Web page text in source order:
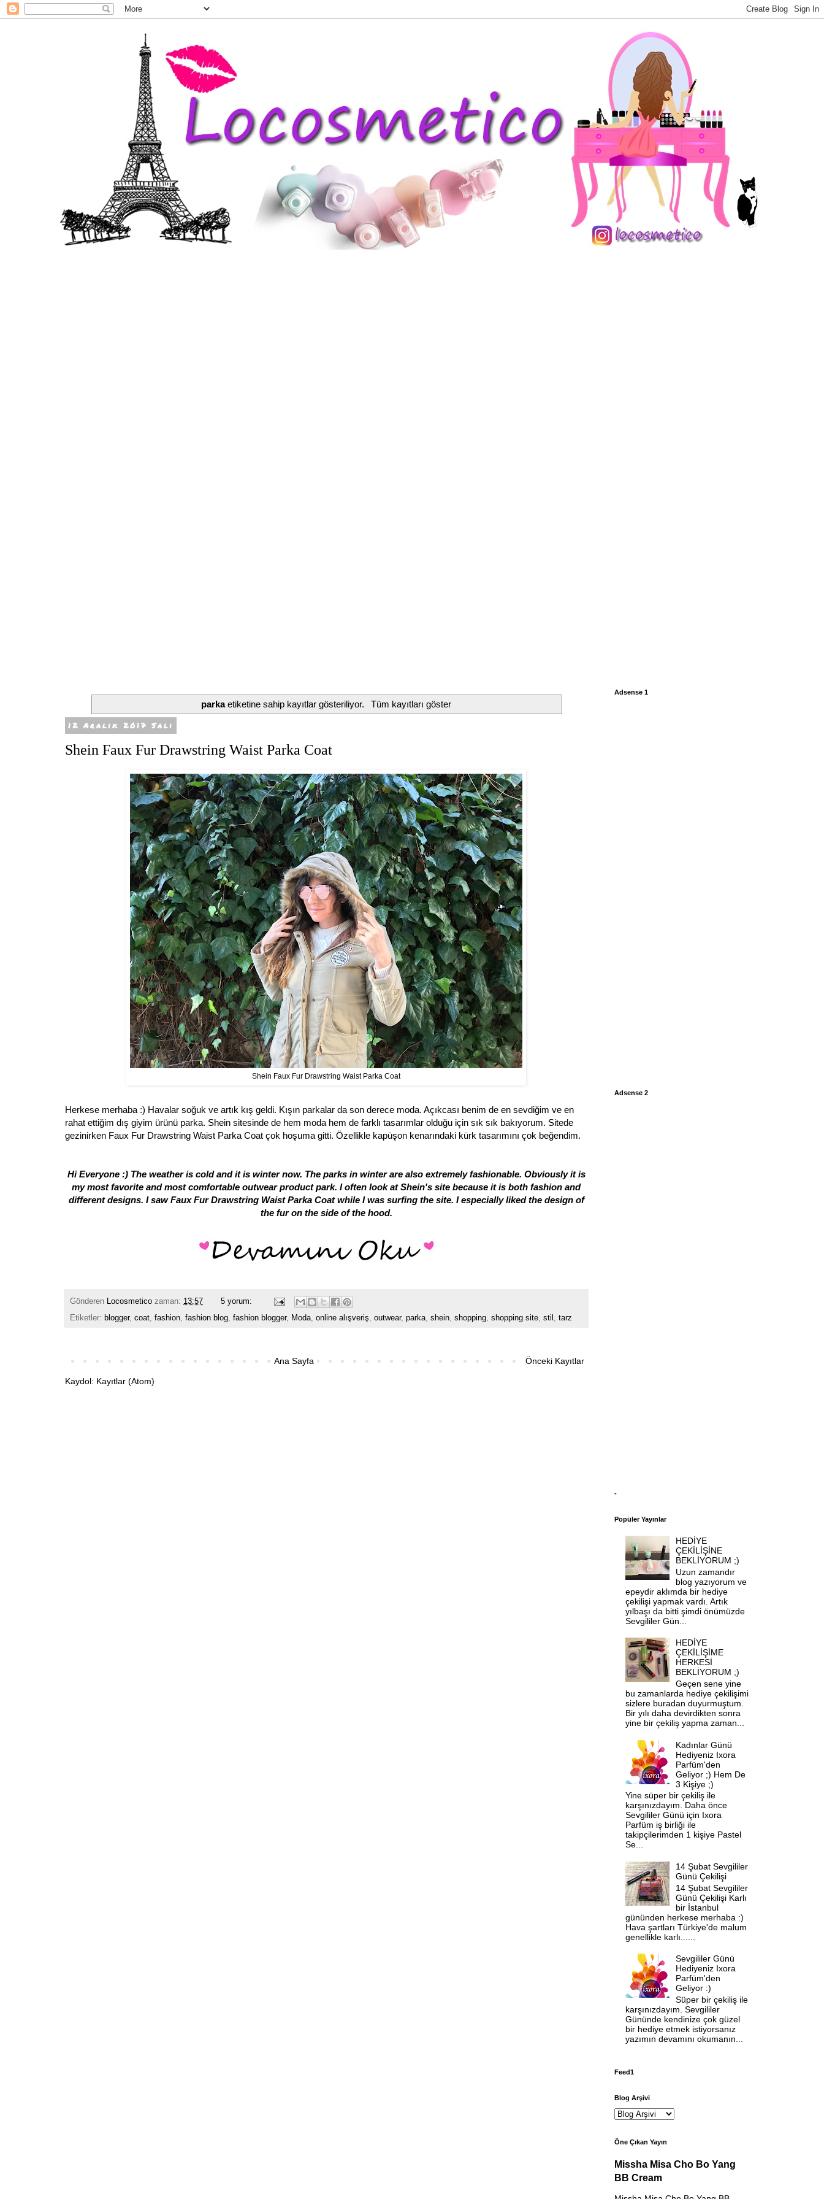
parkaetiketine sahip kayıtlar gösteriliyor. Tüm kayıtları göster
12 Aralık 2017 Salı
Shein Faux Fur Drawstring Waist Parka Coat
Shein Faux Fur Drawstring Waist Parka Coat
Herkese merhaba :) Havalar soğuk ve artık kış geldi. Kışın parkalar da son derece moda. Açıkcası benim de en sevdiğim ve en
rahat ettiğim dış giyim ürünü parka. Shein sitesinde de hem moda hem de farklı tasarımlar olduğu için sık sık bakıyorum. Sitede
gezinirken Faux Fur Drawstring Waist Parka Coat çok hoşuma gitti. Özellikle kapüşon kenarındaki kürk tasarımını çok beğendim.
Hi Everyone :) The weather is cold and it is winter now. The parks in winter are also extremely fashionable. Obviously it is
my most favorite and most comfortable outwear product park. I often look at Shein's site because it is both fashion and
different designs. I sawFaux Fur Drawstring Waist Parka Coatwhile I was surfing the site. I especially liked the design of
the fur on the side of the hood.
Gönderen Locosmetico zaman: 13:57
5 yorum:
Etiketler: blogger, coat, fashion, fashion blog, fashion blogger, Moda, online alışveriş, outwear, parka, shein, shopping, shopping site, stil , tarz
Önceki Kayıtlar
Ana Sayfa
Kaydol: Kayıtlar (Atom)
Adsense 1
Adsense 2
-
Popüler Yayınlar
HEDİYE
ÇEKİLİŞİNE
BEKLİYORUM ;)
Uzun zamandır
blog yazıyorum ve
epeydir aklımda bir hediye
çekilişi yapmak vardı. Artık
yılbaşı da bitti şimdi önümüzde
Sevgililer Gün...
HEDİYE
ÇEKİLİŞİME
HERKESİ
BEKLİYORUM ;)
Geçen sene yine
bu zamanlarda hediye çekilişimi
sizlere buradan duyurmuştum.
Bir yılı daha devirdikten sonra
yine bir çekiliş yapma zaman...
Kadınlar Günü
Hediyeniz Ixora
Parfüm'den
Geliyor ;) Hem De
3 Kişiye ;)
Yine süper bir çekiliş ile
karşınızdayım. Daha önce
Sevgililer Günü için Ixora
Parfüm iş birliği ile
takipçilerimden 1 kişiye Pastel
Se...
14 Şubat Sevgililer
Günü Çekilişi
14 Şubat Sevgililer
Günü Çekilişi Karlı
bir İstanbul
gününden herkese merhaba :)
Hava şartları Türkiye'de malum
genellikle karlı......
Sevgililer Günü
Hediyeniz Ixora
Parfüm'den
Geliyor :)
Süper bir çekiliş ile
karşınızdayım. Sevgililer
Gününde kendinize çok güzel
bir hediye etmek istiyorsanız
yazımın devamını okumanın...
Feed1
Blog Arşivi
Öne Çıkan Yayın
Missha Misa Cho Bo Yang
BB Cream